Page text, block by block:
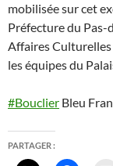
mobilisée sur cet
Préfecture du Pas-
Affaires Culturelles
les équipes du
#Bouclier Bleu
PARTAGER :